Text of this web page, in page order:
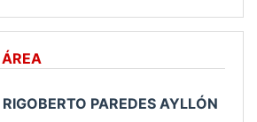
RIGOBERTO PAREDES AYLLÓN